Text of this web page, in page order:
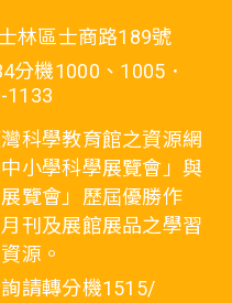
林區士商路189號
分機1000、1005．
1133
科學教育館之資源網
小學科學展覽會」與
展覽會」歷屆優勝作
刊及展館展品之學習
源。
請轉分機1515/